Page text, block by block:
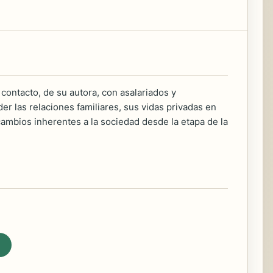
de su autora, con asalariados y
las relaciones familiares, sus vidas privadas en
inherentes a la sociedad desde la etapa de la